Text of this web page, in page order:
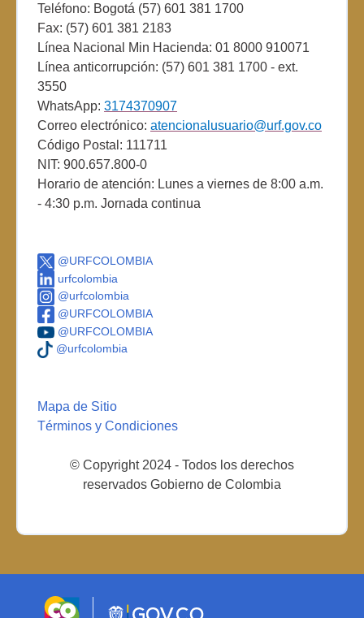
Teléfono: Bogotá (57) 601 381 1700
Fax: (57) 601 381 2183
Línea Nacional Min Hacienda: 01 8000 910071
Línea anticorrupción: (57) 601 381 1700 - ext.
3550
WhatsApp: 3174370907
Correo electrónico: atencionalusuario@urf.gov.co
Código Postal: 111711
NIT: 900.657.800-0
Horario de atención: Lunes a viernes de 8:00 a.m.
- 4:30 p.m. Jornada continua
@URFCOLOMBIA
urfcolombia
@urfcolombia
@URFCOLOMBIA
@URFCOLOMBIA
@urfcolombia
Mapa de Sitio
Términos y Condiciones
© Copyright 2024 - Todos los derechos
reservados Gobierno de Colombia